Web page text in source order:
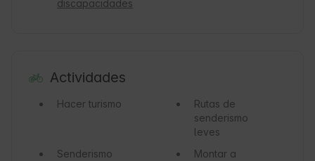
discapacidades
Actividades
Hacer turismo
Rutas de
senderismo
leves
Senderismo
Montar a